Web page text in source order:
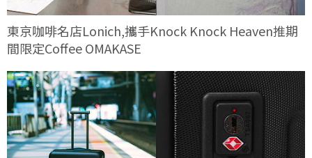
東京咖啡名店Lonich,攜手Knock Knock Heaven推期
間限定Coffee OMAKASE